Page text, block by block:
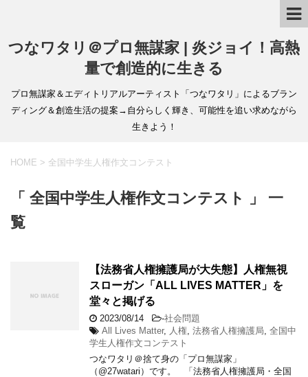
つなワタリ＠プロ無謀家 | 炎ジョイ！高熱
量で創造的に生きる
プロ無謀家＆エディトリアルアーティスト「つなワタリ」によるブラン
ディング＆創造生活の提案→自分らしく輝き、可能性を追い求めながら
生きよう！
HOME > 全国中学生人権作文コンテスト
「 全国中学生人権作文コンテスト 」 一
覧
【法務省人権擁護局が大失態】人権無視
スローガン「ALL LIVES MATTER」を
堂々と掲げる
2023/08/14 -社会問題
All Lives Matter, 人権 法務省人権擁護局 全国中
学生人権作文コンテスト
つなワタリ＠捨て身の「プロ無謀家」
（@27watari）です。 「法務省人権擁護局・全国